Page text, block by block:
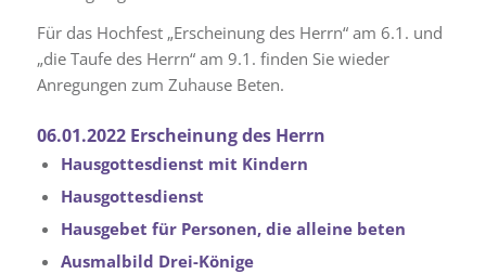
Für das Hochfest „Erscheinung des Herrn“ am 6.1. und
„die Taufe des Herrn“ am 9.1. finden Sie wieder
Anregungen zum Zuhause Beten.
06.01.2022 Erscheinung des Herrn
Hausgottesdienst mit Kindern
Hausgottesdienst
Hausgebet für Personen, die alleine beten
Ausmalbild Drei-Könige